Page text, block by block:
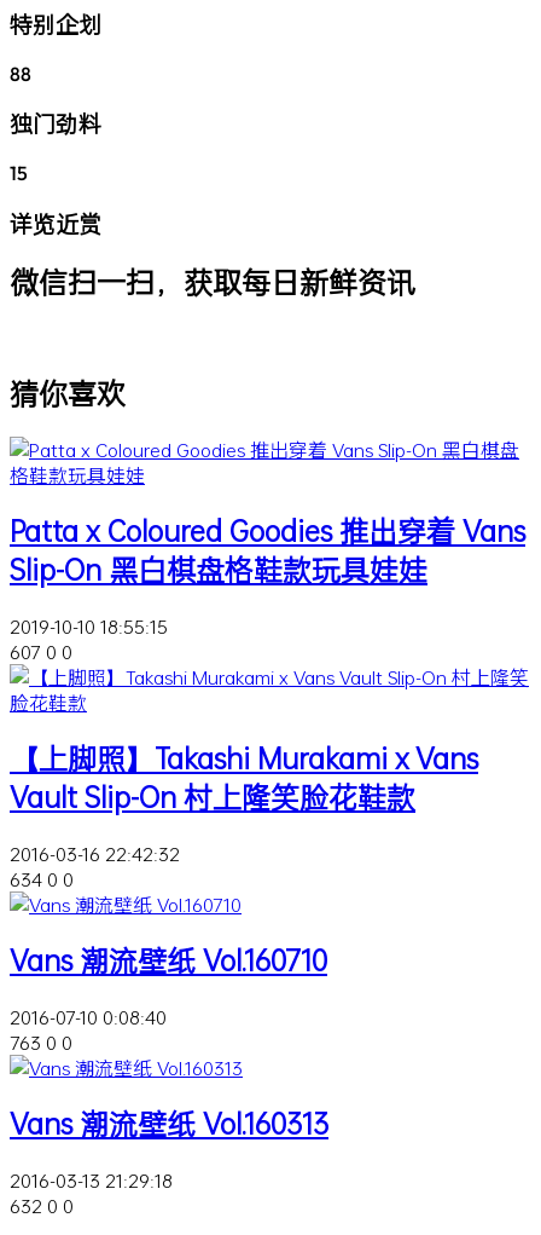
特别企划
88
独门劲料
15
详览近赏
微信扫一扫，获取每日新鲜资讯
猜你喜欢
Patta x Coloured Goodies 推出穿着 Vans
Slip-On 黑白棋盘格鞋款玩具娃娃
2019-10-10 18:55:15
607 0 0
【上脚照】Takashi Murakami x Vans
Vault Slip-On 村上隆笑脸花鞋款
2016-03-16 22:42:32
634 0 0
Vans 潮流壁纸 Vol.160710
2016-07-10 0:08:40
763 0 0
Vans 潮流壁纸 Vol.160313
2016-03-13 21:29:18
632 0 0